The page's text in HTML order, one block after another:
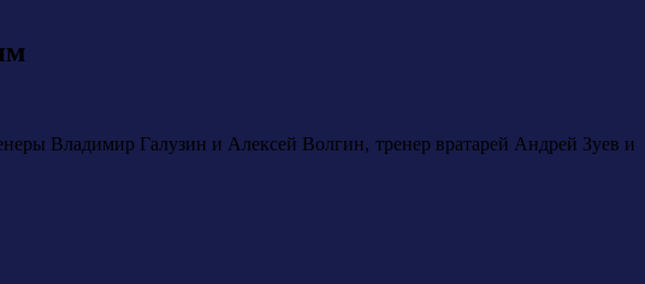
Владимир Галузин и Алексей Волгин, тренер вратарей Андрей Зуев и